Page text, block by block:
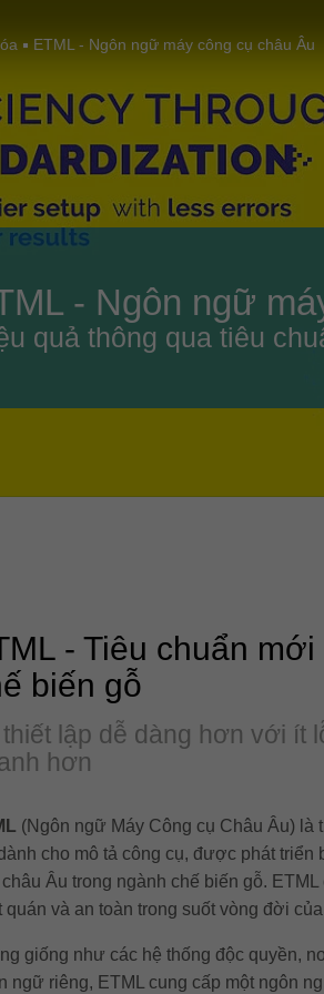
trang
France
Great Britain
Italia
India
Japan (日本)
Magyarország
Malaysia
México
ETML - Ngôn ngữ máy công cụ châu Âu
- Ngôn ngữ
quả thông qua tiêu
- Tiêu chuẩn
biến gỗ
lập dễ dàng hơn với ít
hơn
(Ngôn ngữ Máy Công cụ Châu Âu) là
cho mô tả công cụ, được phát triển
Âu trong ngành chế biến gỗ.
quán và an toàn trong suốt vòng đời
giống như các hệ thống độc quyền,
ngữ riêng, ETML cung cấp một ngôn